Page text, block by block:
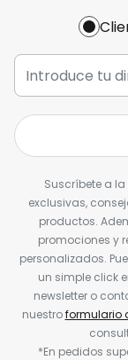
Suscríbete a la
exclusivas,
productos.
promociones y
personalizados.
un simple click
newsletter o
nuestroformulario
*En pedidos